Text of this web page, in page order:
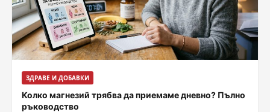
ЗДРАВЕ И ДОБАВКИ
Колко магнезий трябва да приемаме дневно? Пълно
ръководство